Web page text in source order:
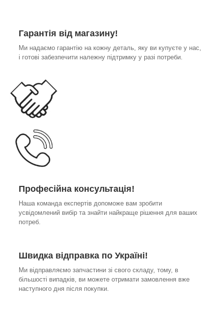
Гарантія від магазину!
Ми надаємо гарантію на кожну деталь, яку ви купуєте у нас,
і готові забезпечити належну підтримку у разі потреби.
Професійна консультація!
Наша команда експертів допоможе вам зробити
усвідомлений вибір та знайти найкраще рішення для ваших
потреб.
Швидка відправка по Україні!
Ми відправляємо запчастини зі свого складу, тому, в
більшості випадків, ви можете отримати замовлення вже
наступного дня після покупки.